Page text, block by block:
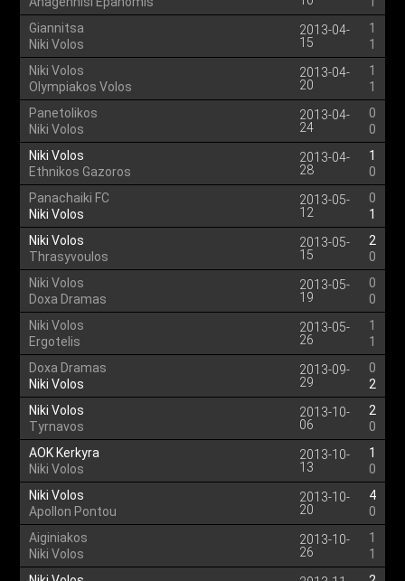
Giannitsa
Niki Volos
2013-04-
15
1
1
Niki Volos
Olympiakos Volos
2013-04-
20
1
1
Panetolikos
Niki Volos
2013-04-
24
0
0
Niki Volos
Ethnikos Gazoros
2013-04-
28
1
0
Panachaiki FC
Niki Volos
2013-05-
12
0
1
Niki Volos
Thrasyvoulos
2013-05-
15
2
0
Niki Volos
Doxa Dramas
2013-05-
19
0
0
Niki Volos
Ergotelis
2013-05-
26
1
1
Doxa Dramas
Niki Volos
2013-09-
29
0
2
Niki Volos
Tyrnavos
2013-10-
06
2
0
AOK Kerkyra
Niki Volos
2013-10-
13
1
0
Niki Volos
Apollon Pontou
2013-10-
20
4
0
Aiginiakos
Niki Volos
2013-10-
26
1
1